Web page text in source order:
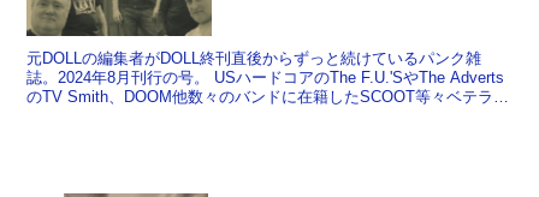
元DOLLの編集者がDOLL終刊直後からずっと続けているパンク雑
誌。2024年8月刊行の号。 USハードコアのThe F.U.'SやThe Adverts
のTV Smith、DOOM他数々のバンドに在籍したSCOOT等々ベテラン